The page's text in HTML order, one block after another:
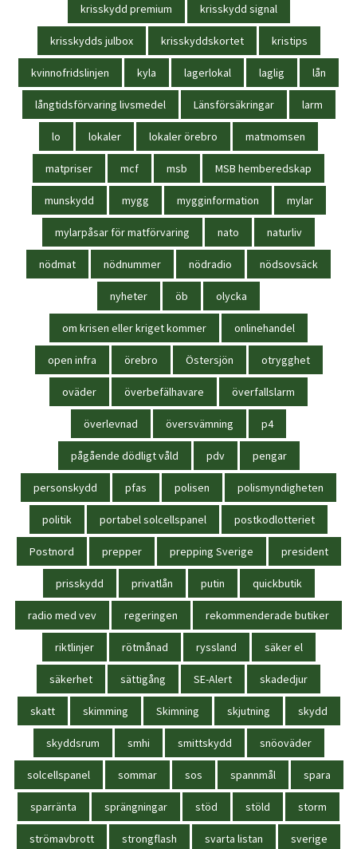
krisskydd premium krisskydd signal
krisskydds julbox krisskyddskortet kristips
kvinnofridslinjen kyla lagerlokal laglig lån
långtidsförvaring livsmedel Länsförsäkringar larm
lo lokaler lokaler örebro matmomsen
matpriser mcf msb MSB hemberedskap
munskydd mygg mygginformation mylar
mylarpåsar för matförvaring nato naturliv
nödmat nödnummer nödradio nödsovsäck
nyheter öb olycka
om krisen eller kriget kommer onlinehandel
open infra örebro Östersjön otrygghet
oväder överbefälhavare överfallslarm
överlevnad översvämning p4
pågående dödligt våld pdv pengar
personskydd pfas polisen polismyndigheten
politik portabel solcellspanel postkodlotteriet
Postnord prepper prepping Sverige president
prisskydd privatlån putin quickbutik
radio med vev regeringen rekommenderade butiker
riktlinjer rötmånad ryssland säker el
säkerhet sättigång SE-Alert skadedjur
skatt skimming Skimning skjutning skydd
skyddsrum smhi smittskydd snöoväder
solcellspanel sommar sos spannmål spara
sparränta sprängningar stöd stöld storm
strömavbrott strongflash svarta listan sverige